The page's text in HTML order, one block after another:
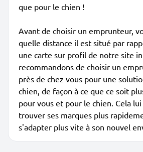
que pour le chien !
Avant de choisir un emprunteur,
quelle distance il est situé par
une carte sur profil de notre site
recommandons de choisir un
près de chez vous pour une
chien, de façon à ce que ce soit
pour vous et pour le chien. Cela
trouver ses marques plus
s'adapter plus vite à son nouvel